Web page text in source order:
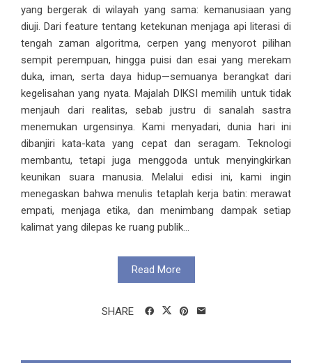
yang bergerak di wilayah yang sama: kemanusiaan yang
diuji. Dari feature tentang ketekunan menjaga api literasi di
tengah zaman algoritma, cerpen yang menyorot pilihan
sempit perempuan, hingga puisi dan esai yang merekam
duka, iman, serta daya hidup—semuanya berangkat dari
kegelisahan yang nyata. Majalah DIKSI memilih untuk tidak
menjauh dari realitas, sebab justru di sanalah sastra
menemukan urgensinya. Kami menyadari, dunia hari ini
dibanjiri kata-kata yang cepat dan seragam. Teknologi
membantu, tetapi juga menggoda untuk menyingkirkan
keunikan suara manusia. Melalui edisi ini, kami ingin
menegaskan bahwa menulis tetaplah kerja batin: merawat
empati, menjaga etika, dan menimbang dampak setiap
kalimat yang dilepas ke ruang publik...
Read More
SHARE